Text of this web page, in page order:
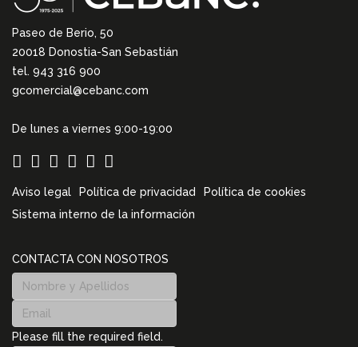
Paseo de Berio, 50
20018 Donostia-San Sebastián
tel. 943 316 900
gcomercial@cebanc.com
De lunes a viernes 9:00-19:00
Aviso legal Política de privacidad
Política de cookies
Sistema interno de la información
CONTACTA CON NOSOTROS
Please fill the required field.